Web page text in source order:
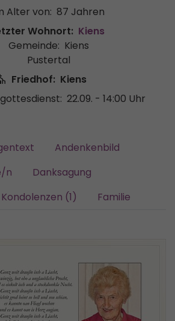
Alter von: 87 Jahren
Wohnort: Kiens
Gemeinde: Kiens
Pustertal
Friedhof: Kiens
22.09. - 14:00 Uhr
Andenkenbild
n
Danksagung
Kondolenzen (1) Familie